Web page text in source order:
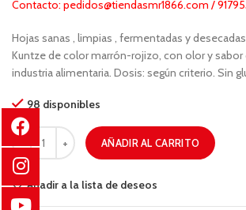
Contacto: pedidos@tiendasmr1866.com /
Hojas sanas , limpias , fermentadas y
Kuntze de color marrón-rojizo, con olor y sabor
industria alimentaria. Dosis: según criterio. Sin
98 disponibles
AÑADIR AL CARRITO
Añadir a la lista de deseos